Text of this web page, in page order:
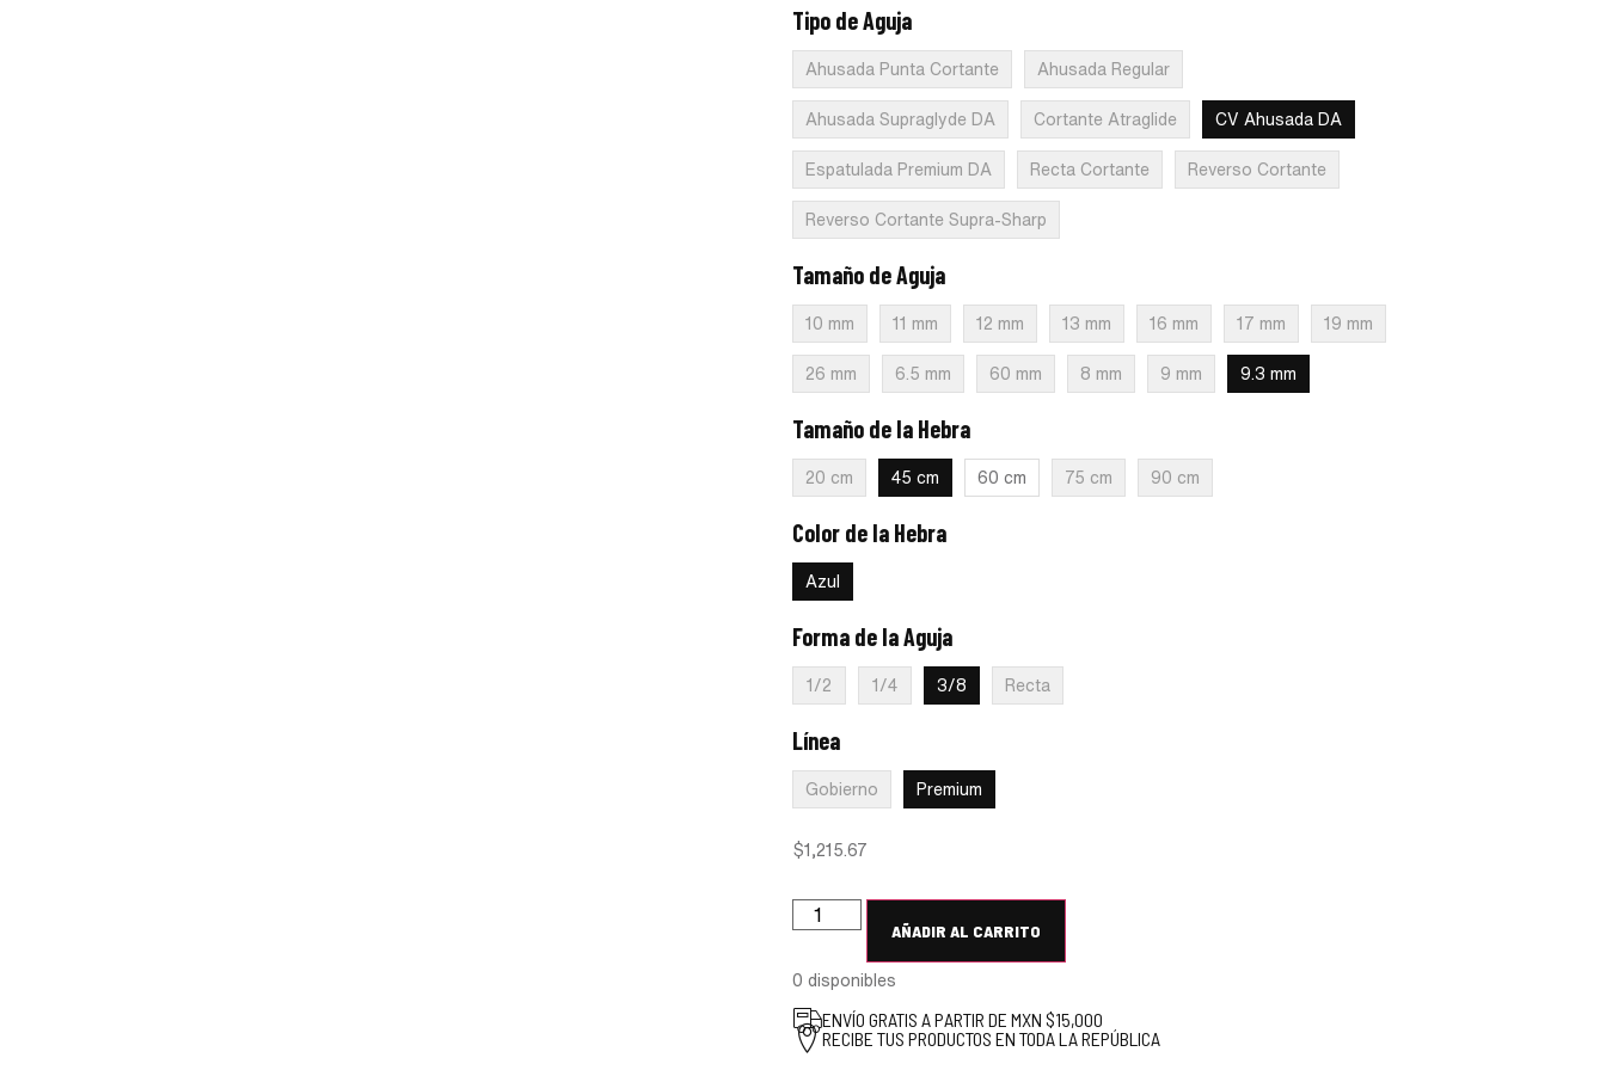
Tipo de Aguja
Ahusada Punta Cortante Ahusada Regular
Ahusada Supraglyde DA Cortante Atraglide CV Ahusada DA
Espatulada Premium DA Recta Cortante Reverso Cortante
Reverso Cortante Supra-Sharp
Tamaño de Aguja
10 mm 11 mm 12 mm 13 mm 16 mm 17 mm 19 mm
26 mm 6.5 mm 60 mm 8 mm 9 mm 9.3 mm
Tamaño de la Hebra
20 cm 45 cm 60 cm 75 cm 90 cm
Color de la Hebra
Azul
Forma de la Aguja
1/2 1/4 3/8 Recta
Línea
Gobierno Premium
$1,215.67
AÑADIR AL CARRITO
0 disponibles
ENVÍO GRATIS A PARTIR DE MXN $15,000
RECIBE TUS PRODUCTOS EN TODA LA REPÚBLICA